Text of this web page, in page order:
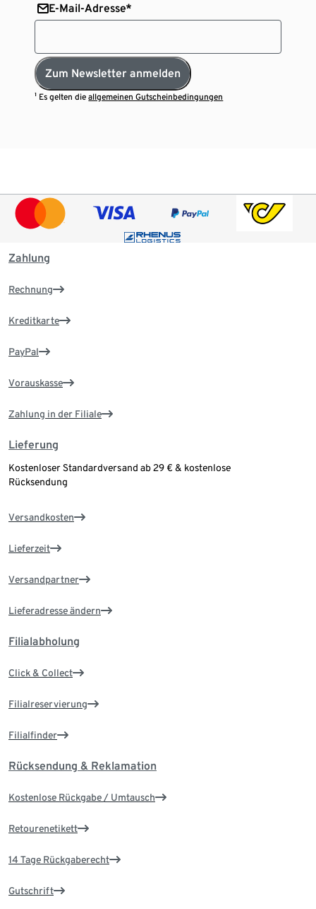
E-Mail-Adresse*
Zum Newsletter anmelden
¹ Es gelten dieallgemeinen Gutscheinbedingungen
Zahlung
Rechnung
Kreditkarte
PayPal
Vorauskasse
Zahlung in der Filiale
Lieferung
Kostenloser Standardversand ab 29 € & kostenlose
Rücksendung
Versandkosten
Lieferzeit
Versandpartner
Lieferadresse ändern
Filialabholung
Click & Collect
Filialreservierung
Filialfinder
Rücksendung & Reklamation
Kostenlose Rückgabe / Umtausch
Retourenetikett
14 Tage Rückgaberecht
Gutschrift